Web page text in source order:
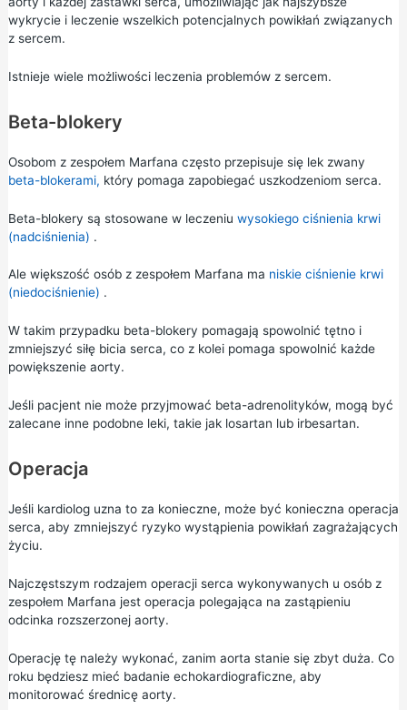
wykrycie i leczenie wszelkich potencjalnych powikłań związanych
z sercem.
Istnieje wiele możliwości leczenia problemów z sercem.
Beta-blokery
Osobom z zespołem Marfana często przepisuje się lek zwany
beta-blokerami, który pomaga zapobiegać uszkodzeniom serca.
Beta-blokery są stosowane w leczeniu wysokiego ciśnienia krwi
(nadciśnienia) .
Ale większość osób z zespołem Marfana ma niskie ciśnienie krwi
(niedociśnienie) .
W takim przypadku beta-blokery pomagają spowolnić tętno i
zmniejszyć siłę bicia serca, co z kolei pomaga spowolnić każde
powiększenie aorty.
Jeśli pacjent nie może przyjmować beta-adrenolityków, mogą być
zalecane inne podobne leki, takie jak losartan lub irbesartan.
Operacja
Jeśli kardiolog uzna to za konieczne, może być konieczna operacja
serca, aby zmniejszyć ryzyko wystąpienia powikłań zagrażających
życiu.
Najczęstszym rodzajem operacji serca wykonywanych u osób z
zespołem Marfana jest operacja polegająca na zastąpieniu
odcinka rozszerzonej aorty.
Operację tę należy wykonać, zanim aorta stanie się zbyt duża. Co
roku będziesz mieć badanie echokardiograficzne, aby
monitorować średnicę aorty.